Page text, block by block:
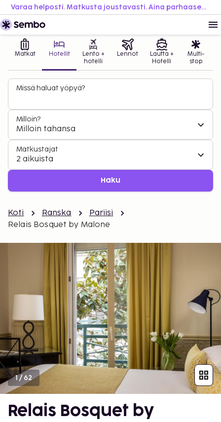
Varaa helposti. Matkusta joustavasti. Aina parhaaseen hintaan.
Matkat Hotellit
Lento +
hotelli
Lennot
Lautta +
Hotelli
Multi-
stop
Missä haluat yöpyä?
Milloin?
Milloin tahansa
Matkustajat
2 aikuista
Haku
Koti Ranska
Pariisi
Relais Bosquet by Malone
1/62
Relais Bosquet by